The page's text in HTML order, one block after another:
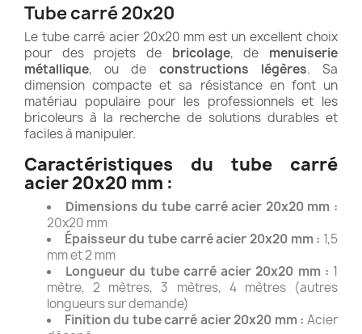
Tube carré 20x20
Le tube carré acier 20x20 mm est un excellent choix
pour des projets de bricolage, de menuiserie
métallique, ou de constructions légères. Sa
dimension compacte et sa résistance en font un
matériau populaire pour les professionnels et les
bricoleurs à la recherche de solutions durables et
faciles à manipuler.
Caractéristiques du tube carré
acier 20x20 mm :
Dimensions du tube carré acier 20x20 mm :
20x20 mm
Épaisseur du tube carré acier 20x20 mm : 1,5
mm et 2 mm
Longueur du tube carré acier 20x20 mm : 1
mètre, 2 mètres, 3 mètres, 4 mètres (autres
longueurs sur demande)
Finition du tube carré acier 20x20 mm : Acier